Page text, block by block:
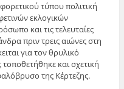
τύπου πολιτική
εκλογικών
και τις τελευταίες
πριν τρεις αιώνες στη
για τον θρυλικό
και σχετική
της Κέρτεζης.